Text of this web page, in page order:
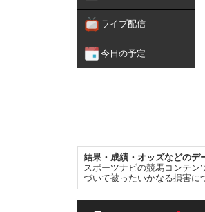
ライブ配信
今日の予定
結果・成績・オッズなどのデ
スポーツナビの競馬コンテ
づいて被ったいかなる損害に